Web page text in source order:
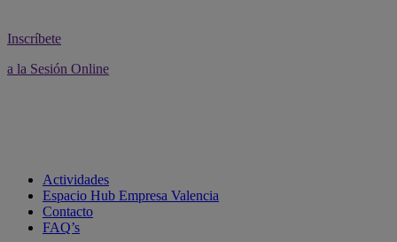
Inscríbete
a la Sesión Online
Actividades
Espacio Hub Empresa Valencia
Contacto
FAQ’s